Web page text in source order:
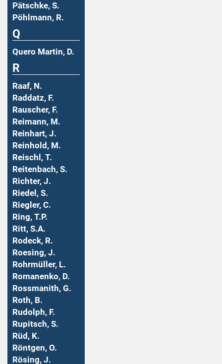
Pätschke, S.
Pöhlmann, R.
Q
Quero Martin, D.
R
Raaf, N.
Raddatz, F.
Rauscher, F.
Reimann, M.
Reinhart, J.
Reinhold, M.
Reischl, T.
Reitenbach, S.
Richter, J.
Riedel, S.
Riegler, C.
Ring, T.P.
Ritt, S.A.
Rodeck, R.
Roesing, J.
Rohrmüller, L.
Romanenko, D.
Rossmanith, G.
Roth, B.
Rudolph, F.
Rupitsch, S.
Rüd, K.
Röntgen, O.
Rösing, J.